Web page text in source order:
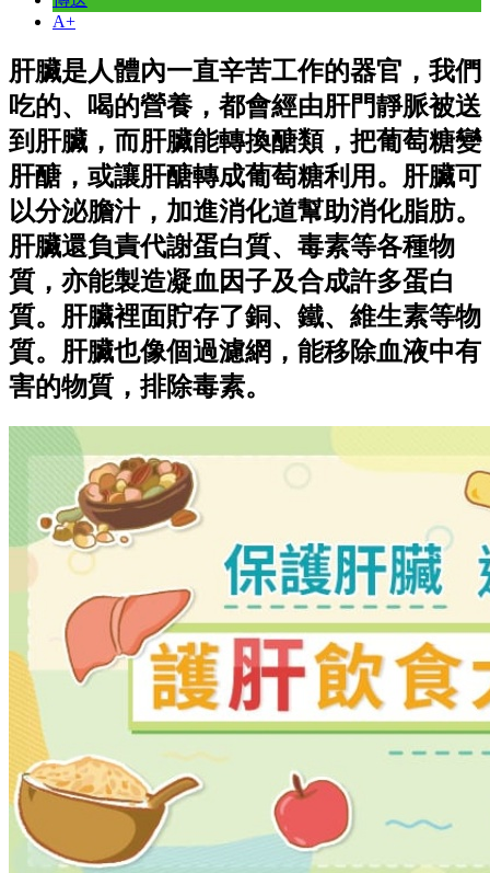
A+
肝臟是人體內一直辛苦工作的器官，我們
吃的、喝的營養，都會經由肝門靜脈被送
到肝臟，而肝臟能轉換醣類，把葡萄糖變
肝醣，或讓肝醣轉成葡萄糖利用。肝臟可
以分泌膽汁，加進消化道幫助消化脂肪。
肝臟還負責代謝蛋白質、毒素等各種物
質，亦能製造凝血因子及合成許多蛋白
質。肝臟裡面貯存了銅、鐵、維生素等物
質。肝臟也像個過濾網，能移除血液中有
害的物質，排除毒素。